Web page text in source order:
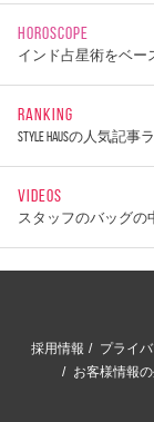
HOROSCOPE
インド占星術をベー
RANKING
STYLE HAUSの人気記
VIDEOS
スタッフのバッグの
採用情報 プライ
お客様情報